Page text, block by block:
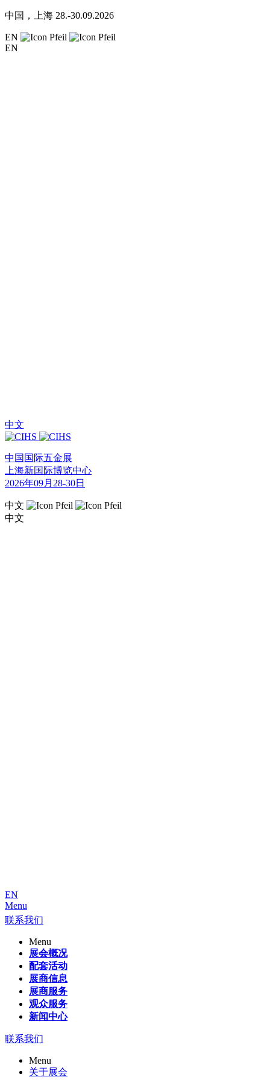
中国，上海 28.-30.09.2026
EN
EN
中文
中国国际五金展
上海新国际博览中心
2026年09月28-30日
中文
中文
EN
Menu
联系我们
Menu
展会概况
配套活动
展商信息
展商服务
观众服务
新闻中心
联系我们
Menu
关于展会